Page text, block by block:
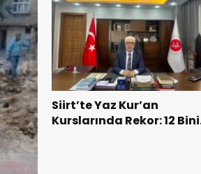
Siirt’te Yaz Kur’an
Kurslarında Rekor: 12 Bini